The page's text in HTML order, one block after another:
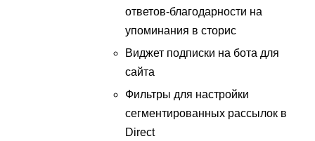
ответов-благодарности на
упоминания в сторис
Виджет подписки на бота для
сайта
Фильтры для настройки
сегментированных рассылок в
Direct